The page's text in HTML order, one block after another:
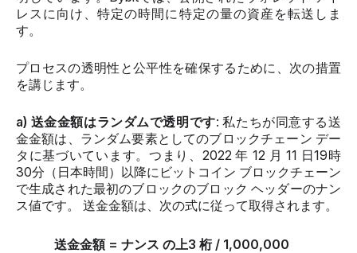
レスに向け、特定の時間に特定の量の資産を転送しま
す。
プロセスの透明性と公平性を確保するために、次の措置
を講じます。
a) 送金金額はランダムで透明です: 私たちが同意する送
金金額は、ランダム要素としてのブロックチェーン デー
タに基づいています。つまり、2022 年 12 月 11 日19時
30分（日本時間）以降にビットコイン ブロックチェーン
で生成された最初のブロックのブロック ヘッダーのナン
ス値です。 送金金額は、次の式に従って取得されます。
送金金額 = ナンス の上3 桁 / 1,000,000